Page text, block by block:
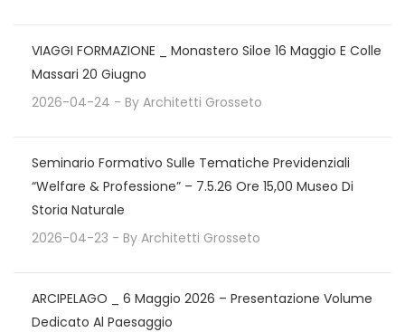
VIAGGI FORMAZIONE _ Monastero Siloe 16 Maggio E Colle
Massari 20 Giugno
2026-04-24 - By Architetti Grosseto
Seminario Formativo Sulle Tematiche Previdenziali
“Welfare & Professione” – 7.5.26 Ore 15,00 Museo Di
Storia Naturale
2026-04-23 - By Architetti Grosseto
ARCIPELAGO _ 6 Maggio 2026 – Presentazione Volume
Dedicato Al Paesaggio